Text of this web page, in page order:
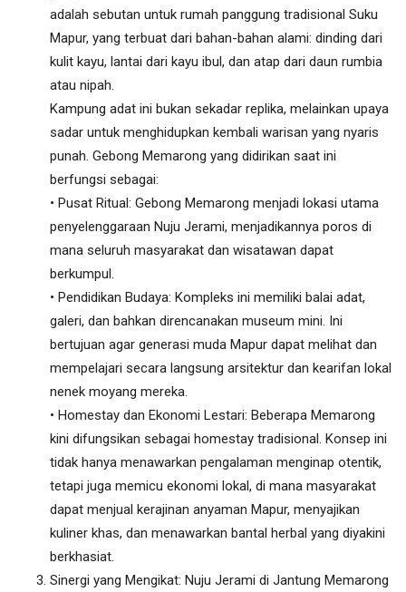
adalah sebutan untuk rumah panggung tradisional Suku
Mapur, yang terbuat dari bahan-bahan alami: dinding dari
kulit kayu, lantai dari kayu ibul, dan atap dari daun rumbia
atau nipah.
Kampung adat ini bukan sekadar replika, melainkan upaya
sadar untuk menghidupkan kembali warisan yang nyaris
punah. Gebong Memarong yang didirikan saat ini
berfungsi sebagai:
• Pusat Ritual: Gebong Memarong menjadi lokasi utama
penyelenggaraan Nuju Jerami, menjadikannya poros di
mana seluruh masyarakat dan wisatawan dapat
berkumpul.
• Pendidikan Budaya: Kompleks ini memiliki balai adat,
galeri, dan bahkan direncanakan museum mini. Ini
bertujuan agar generasi muda Mapur dapat melihat dan
mempelajari secara langsung arsitektur dan kearifan lokal
nenek moyang mereka.
• Homestay dan Ekonomi Lestari: Beberapa Memarong
kini difungsikan sebagai homestay tradisional. Konsep ini
tidak hanya menawarkan pengalaman menginap otentik,
tetapi juga memicu ekonomi lokal, di mana masyarakat
dapat menjual kerajinan anyaman Mapur, menyajikan
kuliner khas, dan menawarkan bantal herbal yang diyakini
berkhasiat.
Sinergi yang Mengikat: Nuju Jerami di Jantung Memarong